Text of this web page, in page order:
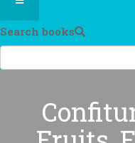
Search books